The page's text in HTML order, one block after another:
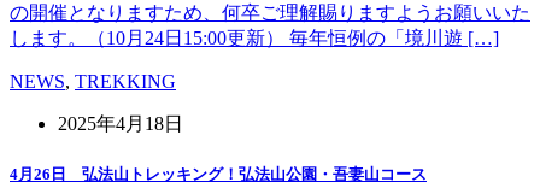
の開催となりますため、何卒ご理解賜りますようお願いいた
します。（10月24日15:00更新） 毎年恒例の「境川遊 […]
NEWS, TREKKING
2025年4月18日
4月26日 弘法山トレッキング！弘法山公園・吾妻山コース